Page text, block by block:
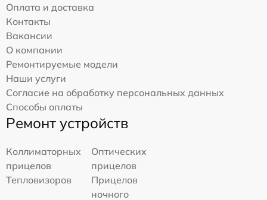
Оплата и доставка
Контакты
Вакансии
О компании
Ремонтируемые модели
Наши услуги
Согласие на обработку персональных данных
Способы оплаты
Ремонт устройств
Коллиматорных
прицелов
Оптических
прицелов
Тепловизоров
Прицелов
ночного